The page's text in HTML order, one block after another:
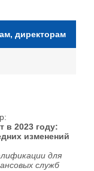
директорам
в 2023 году:
изменений
для
служб